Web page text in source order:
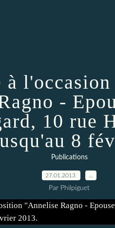
à
-
10 rue
8
Publications
27.01.2013
Par Philpiguet